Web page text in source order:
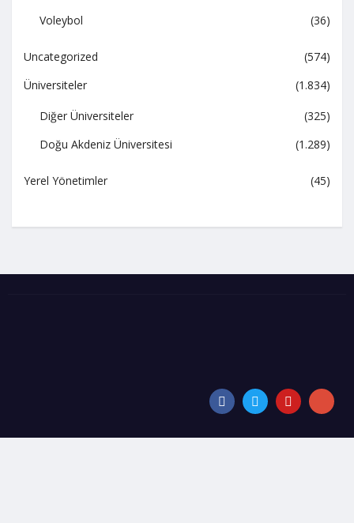
Voleybol
(36)
Uncategorized
(574)
Üniversiteler
(1.834)
Diğer Üniversiteler
(325)
Doğu Akdeniz Üniversitesi
(1.289)
Yerel Yönetimler (45)